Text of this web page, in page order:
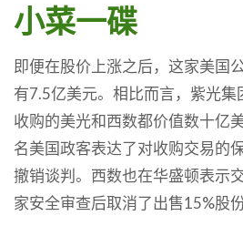
小菜一碟
即便在股价上涨之后，这家美国
有7.5亿美元。相比而言，紫光
收购的美光和西数都价值数十亿
名美国政客表达了对收购交易的
撤销谈判。西数也在华盛顿表示
家安全审查后取消了出售15%股份